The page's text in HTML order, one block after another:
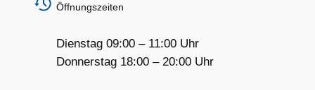
Öffnungszeiten
Dienstag 09:00 – 11:00 Uhr
Donnerstag 18:00 – 20:00 Uhr